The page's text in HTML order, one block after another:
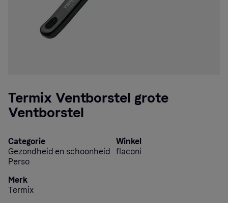
Termix Ventborstel grote
Ventborstel
Categorie
Gezondheid en schoonheid
Perso
Winkel
flaconi
Merk
Termix